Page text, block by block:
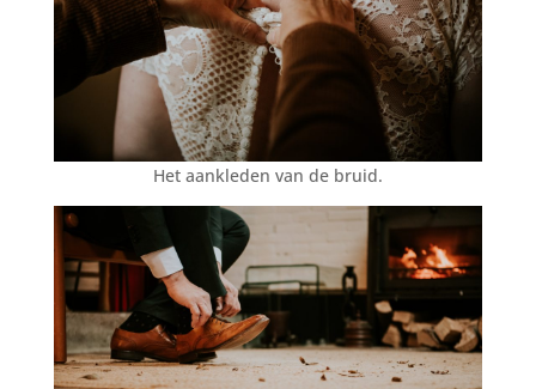
Het aankleden van de bruid.